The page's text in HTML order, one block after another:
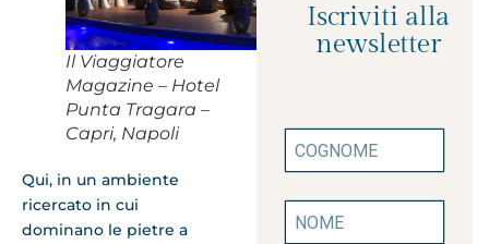
Il Viaggiatore
Magazine – Hotel
Punta Tragara –
Capri, Napoli
Qui, in un ambiente
ricercato in cui
dominano le pietre a
Iscriviti alla
newsletter